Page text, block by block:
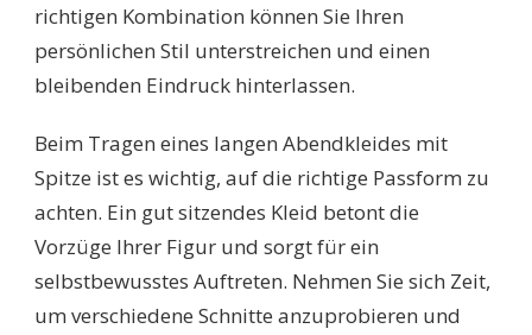
richtigen Kombination können Sie Ihren
persönlichen Stil unterstreichen und einen
bleibenden Eindruck hinterlassen.
Beim Tragen eines langen Abendkleides mit
Spitze ist es wichtig, auf die richtige Passform zu
achten. Ein gut sitzendes Kleid betont die
Vorzüge Ihrer Figur und sorgt für ein
selbstbewusstes Auftreten. Nehmen Sie sich Zeit,
um verschiedene Schnitte anzuprobieren und